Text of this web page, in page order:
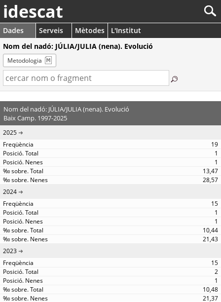
idescat
Dades Serveis Mètodes
L'Institut
Nom del nadó: JÚLIA/JULIA (nena). Evolució
Metodologia
Nom del nadó: JÚLIA/JULIA (nena). Evolució
Baix Camp. 1997-2025
2025
19
1
1
13,47
28,57
2024
15
1
1
10,44
21,43
2023
15
2
1
10,48
21,37